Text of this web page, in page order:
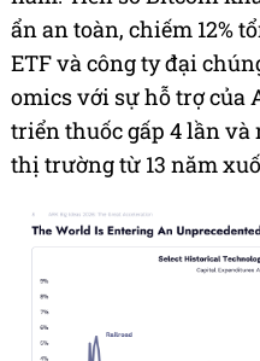
ẩn an toàn, chiếm 12%
ETF và công ty đại
omics với sự hỗ trợ của
triển thuốc gấp 4 lần
thị trường từ 13 năm